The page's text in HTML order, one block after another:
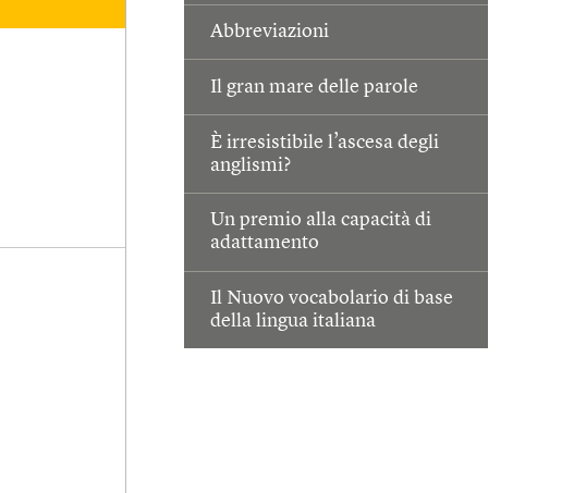
Abbreviazioni
Il gran mare delle parole
È irresistibile l’ascesa degli
anglismi?
Un premio alla capacità di
adattamento
Il Nuovo vocabolario di base
della lingua italiana